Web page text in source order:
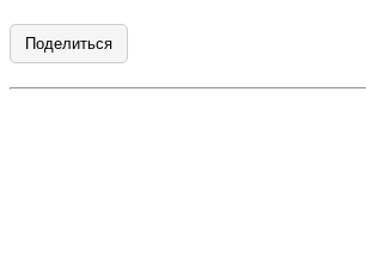
Поделиться